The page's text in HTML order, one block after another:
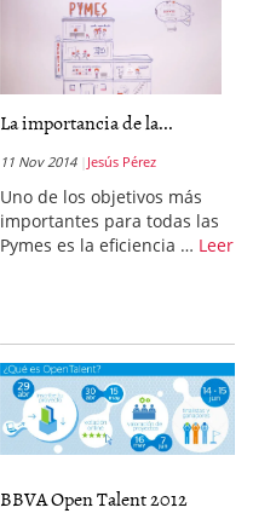
La importancia de la...
11 Nov 2014 Jesús Pérez
Uno de los objetivos más
importantes para todas las
Pymes es la eficiencia … Leer
BBVA Open Talent 2012